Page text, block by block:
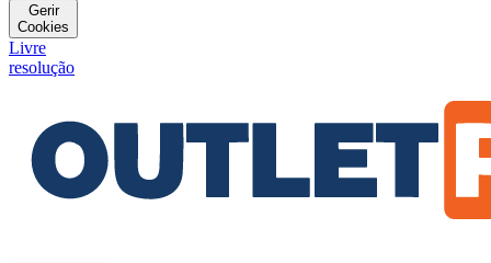
Gerir
Cookies
Livre
resolução